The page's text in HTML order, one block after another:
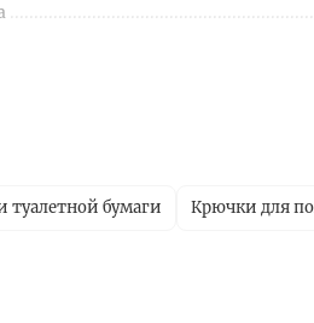
туалетной бумаги Крючки для